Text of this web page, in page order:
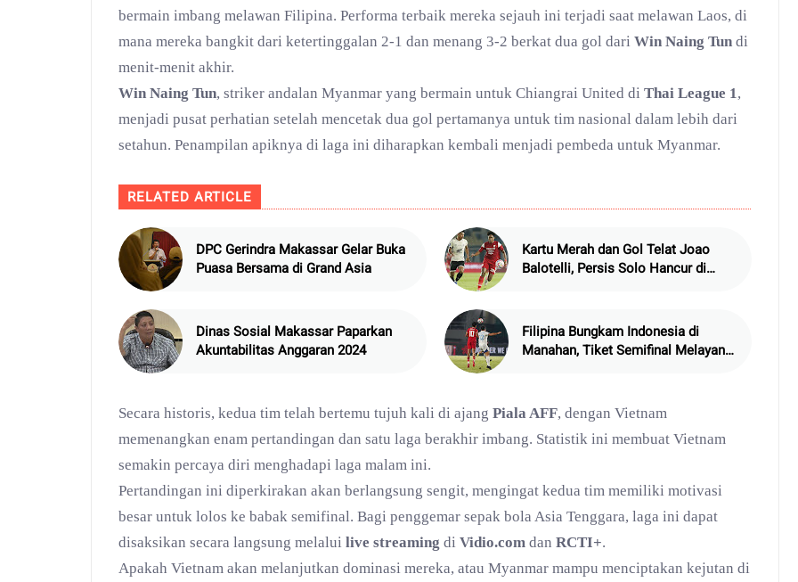
bermain imbang melawan Filipina. Performa terbaik mereka sejauh ini terjadi saat melawan Laos, di
mana mereka bangkit dari ketertinggalan 2-1 dan menang 3-2 berkat dua gol dari Win Naing Tun di
menit-menit akhir.
Win Naing Tun, striker andalan Myanmar yang bermain untuk Chiangrai United di Thai League 1,
menjadi pusat perhatian setelah mencetak dua gol pertamanya untuk tim nasional dalam lebih dari
setahun. Penampilan apiknya di laga ini diharapkan kembali menjadi pembeda untuk Myanmar.
RELATED ARTICLE
DPC Gerindra Makassar Gelar Buka
Puasa Bersama di Grand Asia
Kartu Merah dan Gol Telat Joao
Balotelli, Persis Solo Hancur di
Dinas Sosial Makassar Paparkan
Akuntabilitas Anggaran 2024
Filipina Bungkam Indonesia di
Manahan, Tiket Semifinal Melayang
Secara historis, kedua tim telah bertemu tujuh kali di ajang Piala AFF, dengan Vietnam
memenangkan enam pertandingan dan satu laga berakhir imbang. Statistik ini membuat Vietnam
semakin percaya diri menghadapi laga malam ini.
Pertandingan ini diperkirakan akan berlangsung sengit, mengingat kedua tim memiliki motivasi
besar untuk lolos ke babak semifinal. Bagi penggemar sepak bola Asia Tenggara, laga ini dapat
disaksikan secara langsung melalui live streaming di Vidio.com dan RCTI+.
Apakah Vietnam akan melanjutkan dominasi mereka, atau Myanmar mampu menciptakan kejutan di